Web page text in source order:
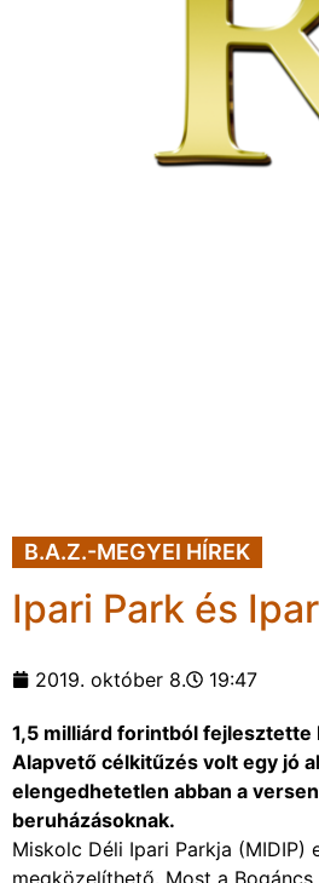
B.A.Z.-MEGYEI HÍREK
Ipari Park és
2019. október 8. 19:47
1,5 milliárd forintból fejlesztette
Alapvető célkitűzés volt egy jó
elengedhetetlen abban a
beruházásoknak.
Miskolc Déli Ipari Parkja
megközelíthető. Most a